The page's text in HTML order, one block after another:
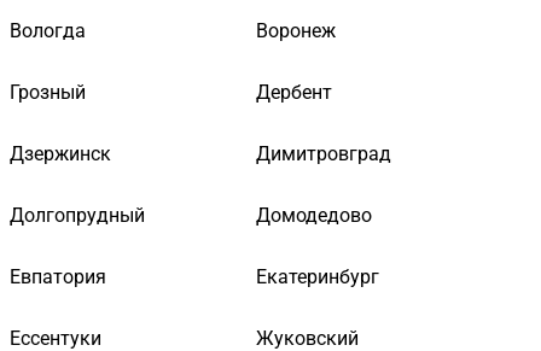
Вологда Воронеж
Грозный Дербент
Дзержинск Димитровград
Долгопрудный Домодедово
Евпатория Екатеринбург
Ессентуки Жуковский